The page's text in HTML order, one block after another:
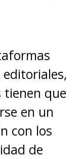
tienen que
en un
con los
de